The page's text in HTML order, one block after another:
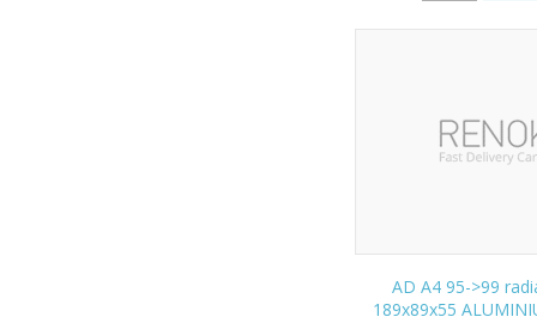
AD A4 95->99
189x89x55